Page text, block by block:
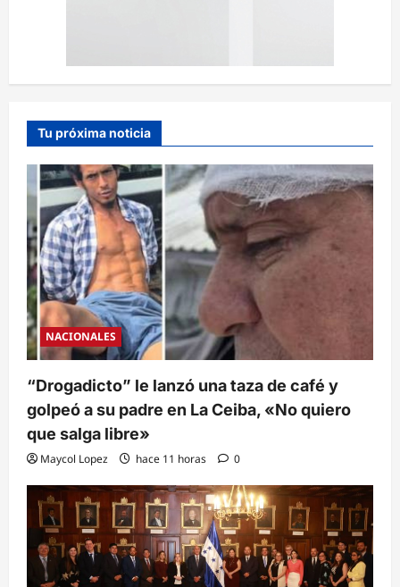
Tu próxima noticia
NACIONALES
“Drogadicto” le lanzó una taza de café y
golpeó a su padre en La Ceiba, «No quiero
que salga libre»
Maycol Lopez hace 11 horas 0